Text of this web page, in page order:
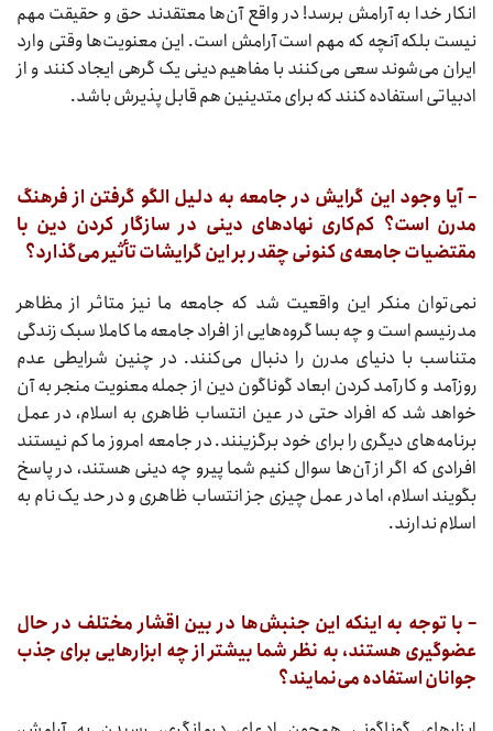
انکار خدا به آرامش برسد! در واقع آن‌ها معتقدند حق و حقیقت مهم
نیست بلکه آنچه که مهم است آرامش است. این معنویت‌ها وقتی وارد
ایران می‌شوند سعی می‌کنند با مفاهیم دینی یک گرهی ایجاد کنند و از
ادبیاتی استفاده کنند که برای متدینین هم قابل پذیرش باشد.
– آیا وجود این گرایش در جامعه به دلیل الگو گرفتن از فرهنگ
مدرن است؟ کم‌کاری نهاد‌های دینی در سازگار کردن دین با
مقتضیات جامعه‌ی کنونی چقدر بر این گرایشات تأثیر می‌گذارد؟‌
نمی‌توان منکر این واقعیت شد که جامعه ما نیز متاثر از مظاهر
مدرنیسم است و چه بسا گروه‌هایی از افراد جامعه ما کاملا سبک زندگی
متناسب با دنیای مدرن را دنبال می‌کنند. در چنین شرایطی عدم
روزآمد و کارآمد کردن ابعاد گوناگون دین از جمله معنویت منجر به آن
خواهد شد که افراد حتی در عین انتساب ظاهری به اسلام، در عمل
برنامه‌های دیگری را برای خود برگزینند. در جامعه امروز ما کم نیستند
افرادی که اگر از آن‌ها سوال کنیم شما پیرو چه دینی هستند، در پاسخ
بگویند اسلام، اما در عمل چیزی جز انتساب ظاهری و در حد یک نام به
اسلام ندارند.
– با توجه به اینکه این جنبش‌ها در بین اقشار مختلف در حال
عضوگیری هستند، به نظر شما بیشتر از چه ابزار‌هایی برای جذب
جوانان استفاده می‌نمایند؟